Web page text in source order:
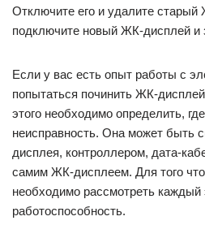
Отключите его и удалите
подключите новый ЖК-дисплей и
Если у вас есть опыт работы с
попытаться починить ЖК-
этого необходимо определить,
неисправность. Она может быть
дисплея, контроллером, дата-
самим ЖК-дисплеем. Для того
необходимо рассмотреть каждый
работоспособность.